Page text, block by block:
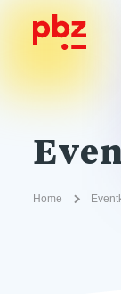
Home